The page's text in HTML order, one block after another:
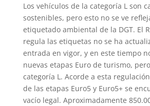
Los vehículos de la categoría L son
sostenibles, pero esto no se ve
etiquetado ambiental de la DGT. El
regula las etiquetas no se ha
entrada en vigor, y en este tiempo
nuevas etapas Euro de turismo,
categoría L. Acorde a esta
de las etapas Euro5 y Euro5+ se
vacío legal. Aproximadamente